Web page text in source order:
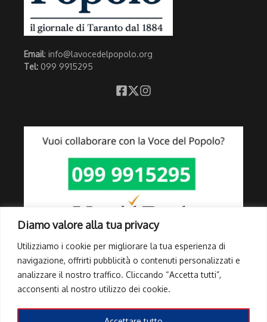
Diamo valore alla tua privacy
Utilizziamo i cookie per migliorare la tua esperienza di
navigazione, offrirti pubblicità o contenuti personalizzati e
analizzare il nostro traffico. Cliccando “Accetta tutti”,
acconsenti al nostro utilizzo dei cookie.
Email: info@lavocedelpopolo.org
Tel: 099 9915295
Link Utili